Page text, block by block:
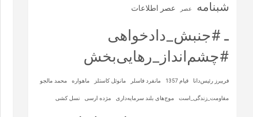
شبنامه عصر عصر اطلاعات
ـ #جنبش_دادخواهی
#چشم‌انداز_رهایی‌بخش
فریبرز رئیس‌دانا قیام 1357 مانفرد فاسلر مانوئل کاستلز ماهواره‌ محمد مالجو
مقاومت_زندگی_است موج‌های بلند سرمایه‌داری مژده ارسی نسل کشی